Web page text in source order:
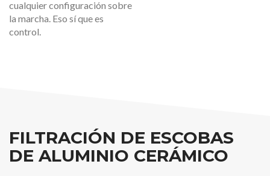
cualquier configuración sobre
la marcha. Eso sí que es
control.
FILTRACIÓN DE ESCOBAS
DE ALUMINIO CERÁMICO